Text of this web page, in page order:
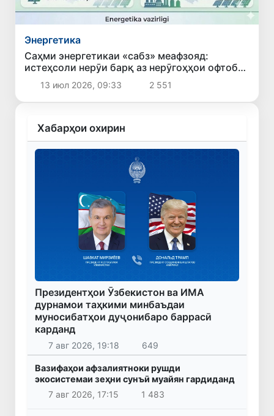
Энергетика
Саҳми энергетикаи «сабз» меафзояд:
истеҳсоли нерӯи барқ аз нерӯгоҳҳои офтобӣ
ва бодӣ дар моҳи июн 22,9 фоиз афзоиш ёфт
13 июл 2026, 09:33 2 551
Хабарҳои охирин
Президентҳои Ӯзбекистон ва ИМА
дурнамои таҳкими минбаъдаи
муносибатҳои дуҷонибаро баррасӣ
карданд
7 авг 2026, 19:18 649
Вазифаҳои афзалиятноки рушди
экосистемаи зеҳни сунъӣ муайян гардиданд
7 авг 2026, 17:15
1 483